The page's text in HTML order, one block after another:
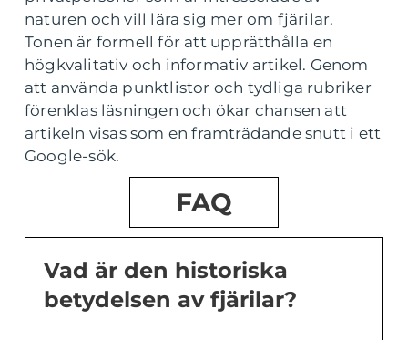
naturen och vill lära sig mer om fjärilar.
Tonen är formell för att upprätthålla en
högkvalitativ och informativ artikel. Genom
att använda punktlistor och tydliga rubriker
förenklas läsningen och ökar chansen att
artikeln visas som en framträdande snutt i ett
Google-sök.
FAQ
Vad är den historiska
betydelsen av fjärilar?